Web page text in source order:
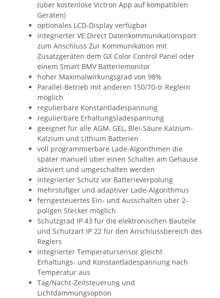
(über kostenlose Victron App auf kompatiblen
Geräten)
optionales LCD-Display verfügbar
integrierter VE.Direct Datenkommunikationsport
zum Anschluss Zur Kommunikation mit
Zusatzgeräten dem GX Color Control Panel oder
einem Smart BMV Batteriemonitor
hoher Maximalwirkungsgrad von 98%
Parallel-Betrieb mit anderen 150/70-tr Reglern
möglich
regulierbare Konstantladespannung
regulierbare Erhaltungsladespannung
geeignet für alle AGM, GEL, Blei-Säure Kalzium-
Kalzium und Lithium Batterien
voll programmierbare Lade-Algorithmen die
später manuell über einen Schalter am Gehäuse
aktiviert und umgeschalten werden
integrierter Schutz vor Batterieverpolung
mehrstufiger und adaptiver Lade-Algorithmus
ferngesteuertes Ein- und Ausschalten über 2-
poligen Stecker möglich
Schutzgrad IP 43 für die elektronischen Bauteile
und Schutzart IP 22 für den Anschlussbereich des
Reglers
integrierter Temperatursensor gleicht
Erhaltungs- und Konstantladespannung nach
Temperatur aus
Tag/Nacht-Zeitsteuerung und
Lichtdämmungsoption